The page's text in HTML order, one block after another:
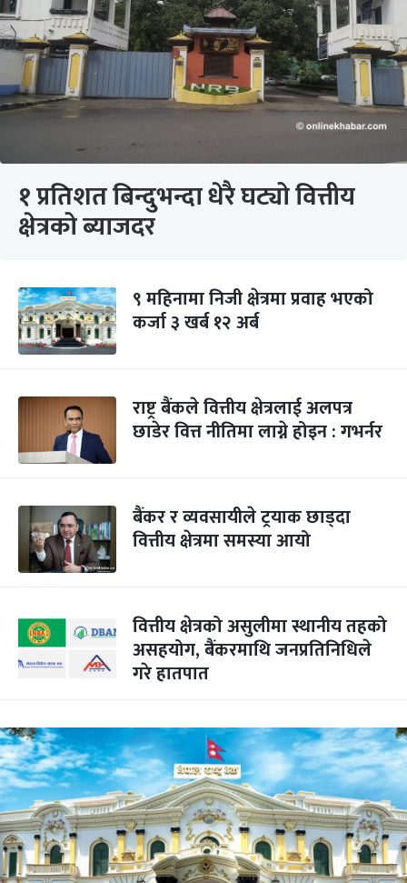
१ प्रतिशत बिन्दुभन्दा धेरै घट्यो वित्तीय
क्षेत्रको ब्याजदर
९ महिनामा निजी क्षेत्रमा प्रवाह भएको
कर्जा ३ खर्ब १२ अर्ब
राष्ट्र बैंकले वित्तीय क्षेत्रलाई अलपत्र
छाडेर वित्त नीतिमा लाग्ने होइन : गभर्नर
बैंकर र व्यवसायीले ट्रयाक छाड्दा
वित्तीय क्षेत्रमा समस्या आयो
वित्तीय क्षेत्रको असुलीमा स्थानीय तहको
असहयोग, बैंकरमाथि जनप्रतिनिधिले
गरे हातपात